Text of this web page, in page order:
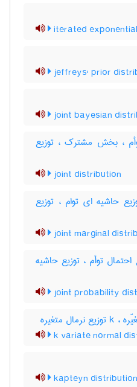
iterated
jeffreys' prior
joint bayesian
، بخش مشترک ، توزیع
joint distribution
حاشیه ای توام ، توزیع
joint marginal
احتمال توأم ، توزیع حاشیه
joint probability
k variate normal
kapteyn distribution